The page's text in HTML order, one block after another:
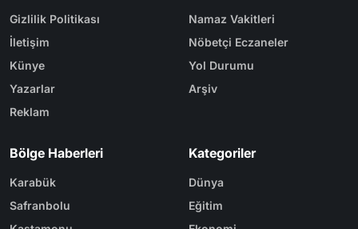
Gizlilik Politikası
İletişim
Künye
Yazarlar
Reklam
Namaz Vakitleri
Nöbetçi Eczaneler
Yol Durumu
Arşiv
Bölge Haberleri
Karabük
Safranbolu
Kategoriler
Dünya
Eğitim